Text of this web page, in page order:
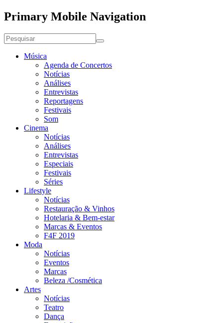
Primary Mobile Navigation
Música
Agenda de Concertos
Notícias
Análises
Entrevistas
Reportagens
Festivais
Som
Cinema
Notícias
Análises
Entrevistas
Especiais
Festivais
Séries
Lifestyle
Notícias
Restauração & Vinhos
Hotelaria & Bem-estar
Marcas & Eventos
F4F 2019
Moda
Notícias
Eventos
Marcas
Beleza /Cosmética
Artes
Notícias
Teatro
Dança